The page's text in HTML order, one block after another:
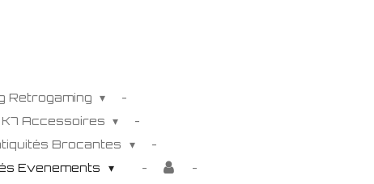
Retrogaming
K7 Accessoires
Brocantes
Evenements